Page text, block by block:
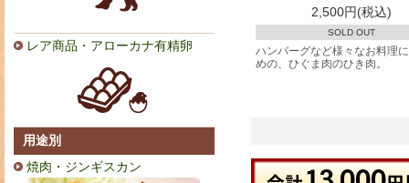
レア商品・アローカナ有精卵
用途別
焼肉・ジンギスカン
2,500円(税込)
SOLD OUT
ハンバーグなど様々なお料理
めの、ひぐま肉のひき肉。